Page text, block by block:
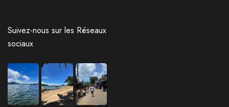
Suivez-nous sur les Réseaux
sociaux